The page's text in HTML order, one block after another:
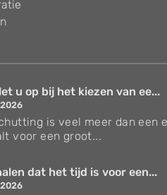
u op bij het kiezen van ee...
is veel meer dan een
voor een groot...
dat het tijd is voor een...